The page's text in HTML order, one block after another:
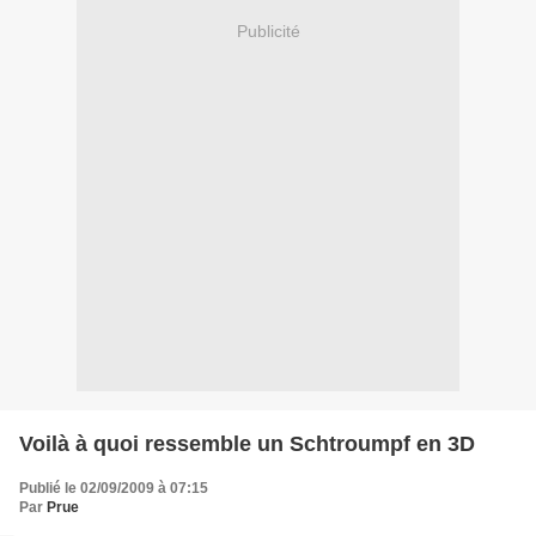
Publicité
Voilà à quoi ressemble un Schtroumpf en 3D
Publié le 02/09/2009 à 07:15
Par Prue